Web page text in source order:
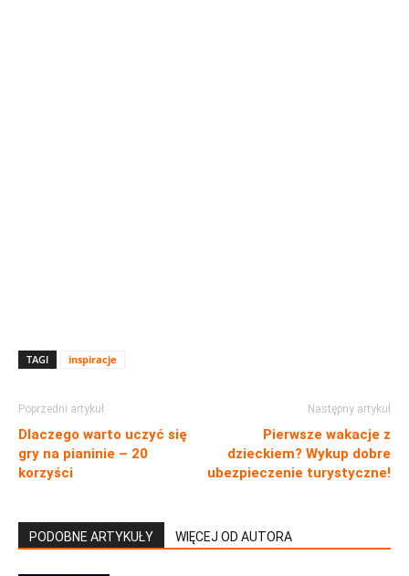
TAGI inspiracje
Poprzedni artykuł
Dlaczego warto uczyć się
gry na pianinie – 20
korzyści
Następny artykuł
Pierwsze wakacje z
dzieckiem? Wykup dobre
ubezpieczenie turystyczne!
PODOBNE ARTYKUŁY WIĘCEJ OD AUTORA